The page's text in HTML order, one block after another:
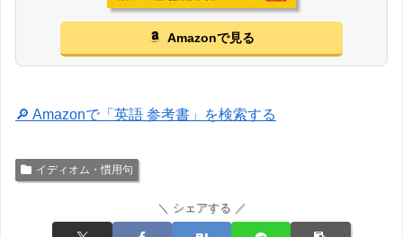
Amazonで見る
🔎 Amazonで「英語 参考書」を検索する
イディオム・慣用句
＼ シェアする ／